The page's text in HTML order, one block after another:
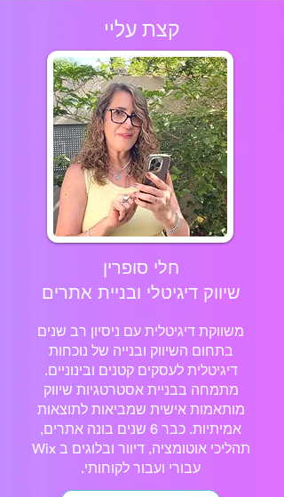
קצת עליי
חלי סופרין
שיווק דיגיטלי ובניית אתרים
משווקת דיגיטלית עם ניסיון רב שנים
בתחום השיווק ובנייה של נוכחות
דיגיטלית לעסקים קטנים ובינוניים.
מתמחה בבניית אסטרטגיות שיווק
מותאמות אישית שמביאות לתוצאות
אמיתיות. כבר 6 שנים בונה אתרים,
תהליכי אוטומציה, דיוור ובלוגים ב Wix
עבורי ועבור לקוחותי.